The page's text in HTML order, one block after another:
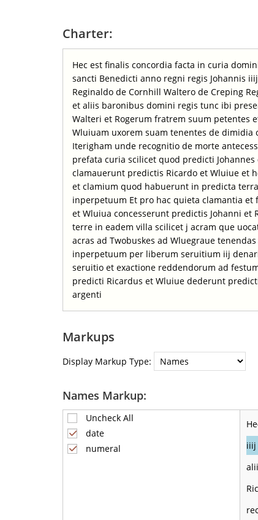
Charter:
Hec est finalis concordia facta in curia
sancti Benedicti anno regni regis Johannis
Reginaldo de Cornhill Waltero de Creping
et aliis baronibus domini regis tunc ibi
Walteri et Rogerum fratrem suum petentes
Wluiuam uxorem suam tenentes de
Iterigham unde recognitio de morte
prefata curia scilicet quod predicti
clamauerunt predictis Ricardo et Wluiue et
et clamium quod habuerunt in predicta
inperpetuum Et pro hac quieta clamantia et
et Wluiua concesserunt predictis Johanni et
terre in eadem villa scilicet j acram que
acras ad Twobuskes ad Wluegraue
inperpetuum per liberum seruitium iij
seruitio et exactione reddendorum ad
predicti Ricardus et Wluiue dederunt
argenti
Markups
Display Markup Type:
Names Markup:
Uncheck All
date
numeral
iiij